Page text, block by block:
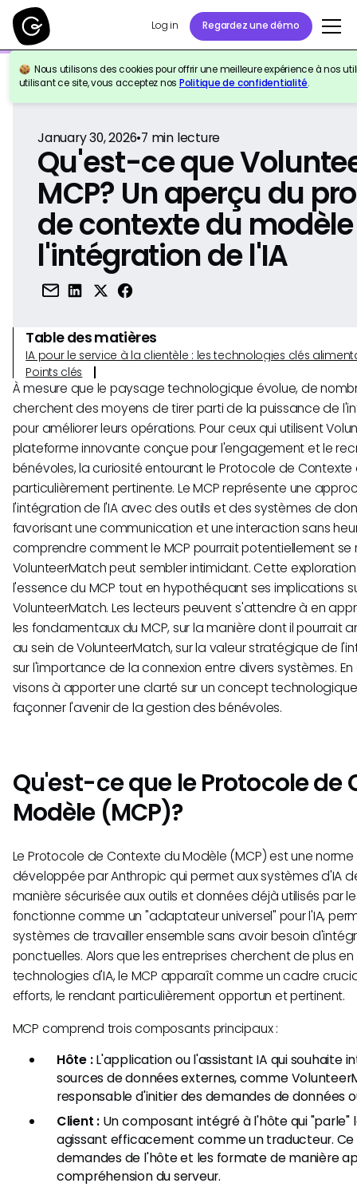
Log in Regardez une démo
Nous utilisons des cookies pour offrir une meilleure expérience à nos
utilisant ce site, vous acceptez nos Politique de confidentialité.
Retour à la référence
January 30, 2026•7 min lecture
Qu'est-ce que
MCP? Un aperçu du
de contexte du
l'intégration de l'IA
Table des matières
IA pour le service à la clientèle : les technologies clés
Points clés
À mesure que le paysage technologique évolue, de
cherchent des moyens de tirer parti de la puissance de
pour améliorer leurs opérations. Pour ceux qui utilisent
plateforme innovante conçue pour l'engagement et le
bénévoles, la curiosité entourant le Protocole de Contexte
particulièrement pertinente. Le MCP représente une
l'intégration de l'IA avec des outils et des systèmes de
favorisant une communication et une interaction sans
comprendre comment le MCP pourrait potentiellement
VolunteerMatch peut sembler intimidant. Cette
l'essence du MCP tout en hypothéquant ses implications
VolunteerMatch. Les lecteurs peuvent s'attendre à en
les fondamentaux du MCP, sur la manière dont il pourrait
au sein de VolunteerMatch, sur la valeur stratégique de
sur l'importance de la connexion entre divers systèmes.
visons à apporter une clarté sur un concept
façonner l'avenir de la gestion des bénévoles.
Qu'est-ce que le Protocole de
Modèle (MCP)?
Le Protocole de Contexte du Modèle (MCP) est une
développée par Anthropic qui permet aux systèmes d'IA
manière sécurisée aux outils et données déjà utilisés par
fonctionne comme un "adaptateur universel" pour l'IA,
systèmes de travailler ensemble sans avoir besoin
ponctuelles. Alors que les entreprises cherchent de plus
technologies d'IA, le MCP apparaît comme un cadre
efforts, le rendant particulièrement opportun et pertinent.
MCP comprend trois composants principaux :
Hôte :L'application ou l'assistant IA qui souhaite
sources de données externes, comme
responsable d'initier des demandes de données
Client :Un composant intégré à l'hôte qui "parle"
agissant efficacement comme un traducteur.
demandes de l'hôte et les formate de manière
compréhension du serveur.